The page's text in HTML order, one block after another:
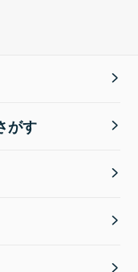
がす